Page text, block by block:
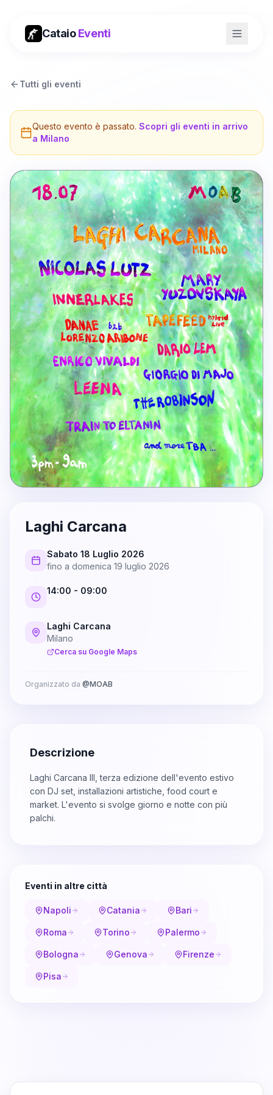
CataioEventi
Tutti gli eventi
Questo evento è passato. Scopri gli eventi in arrivo
a Milano
Laghi Carcana
Sabato 18 Luglio 2026
fino a domenica 19 luglio 2026
14:00 - 09:00
Laghi Carcana
Milano
Cerca su Google Maps
Organizzato da @MOAB
Descrizione
Laghi Carcana III, terza edizione dell'evento estivo
con DJ set, installazioni artistiche, food court e
market. L'evento si svolge giorno e notte con più
palchi.
Eventi in altre città
Napoli Catania Bari
Roma Torino Palermo
Bologna Genova Firenze
Pisa